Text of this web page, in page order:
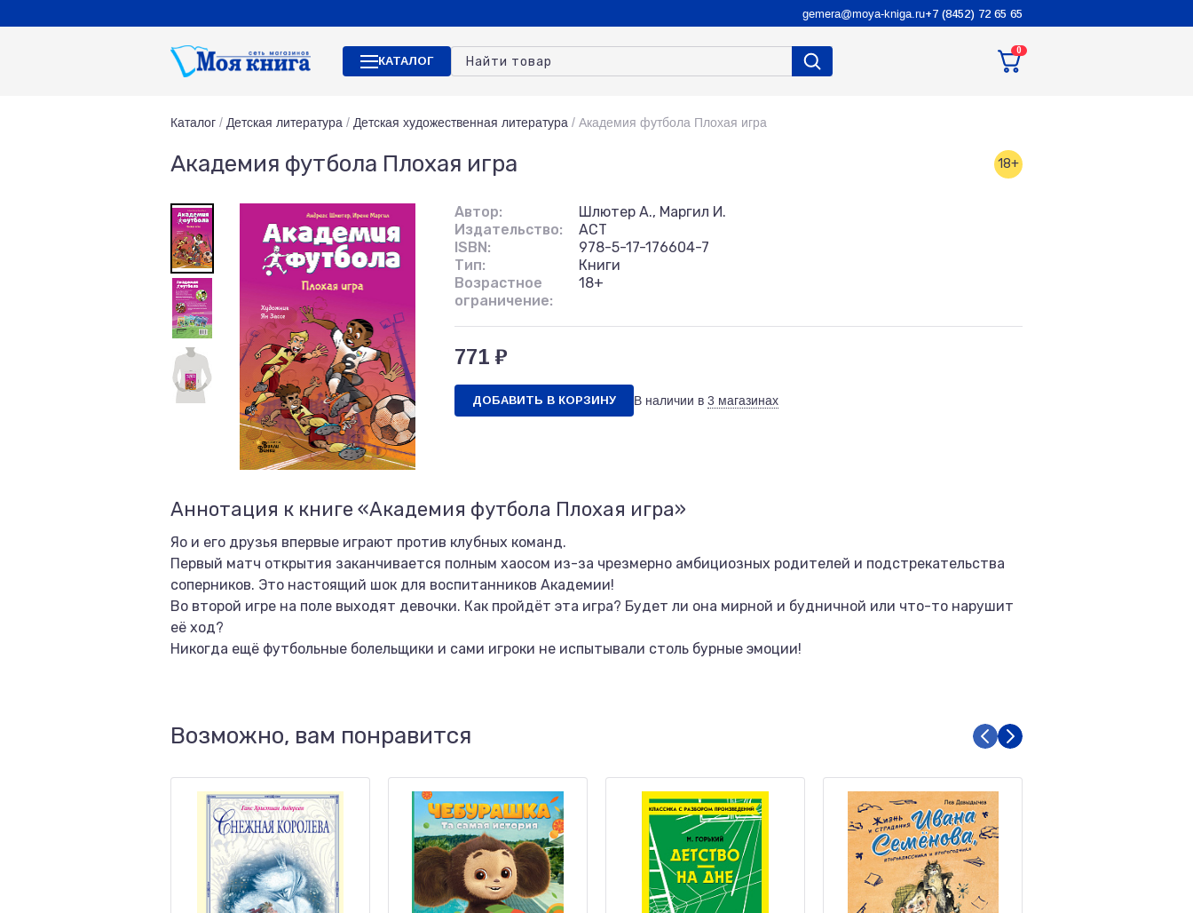
gemera@moya-kniga.ru+7 (8452) 72 65 65
КАТАЛОГ
0
Каталог / Детская литература / Детская художественная литература / Академия футбола Плохая игра
Академия футбола Плохая игра 18+
Автор:
Шлютер А., Маргил И.
Издательство:
АСТ
ISBN:
978-5-17-176604-7
Тип:
Книги
Возрастное
ограничение:
18+
771 ₽
ДОБАВИТЬ В КОРЗИНУ В наличии в 3 магазинах
Аннотация к книге «Академия футбола Плохая игра»
Яо и его друзья впервые играют против клубных команд.
Первый матч открытия заканчивается полным хаосом из-за чрезмерно амбициозных родителей и подстрекательства
соперников. Это настоящий шок для воспитанников Академии!
Во второй игре на поле выходят девочки. Как пройдёт эта игра? Будет ли она мирной и будничной или что-то нарушит
её ход?
Никогда ещё футбольные болельщики и сами игроки не испытывали столь бурные эмоции!
Возможно, вам понравится